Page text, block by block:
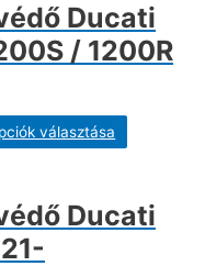
Ducati
/ 1200R
választása
a
variációja
van.
Ducati